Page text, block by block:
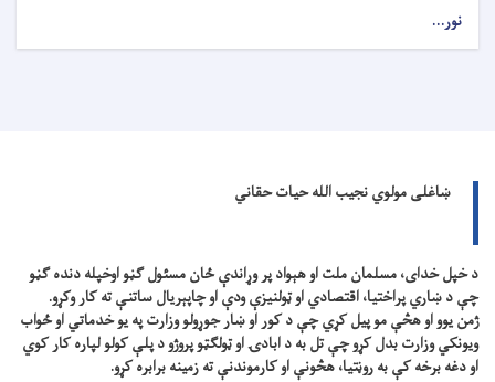
نور...
ښاغلی مولوي نجیب الله حیات حقاني
د خپل خدای، مسلمان ملت او هېواد پر وړاندې ځان مسئول ګڼو اوخپله دنده ګڼو
چې د ښاري پراختیا، اقتصادي او ټولنیزې ودې او چاپېریال ساتنې ته کار وکړو.
ژمن یوو او هڅې مو پیل کړي چې د کور او ښار جوړولو وزارت په یو خدماتي او ځواب
ویونکي وزارت بدل کړو چې تل به د ابادۍ او ټولګټو پروژو د پلې کولو لپاره کار کوي
او دغه برخه کې به روڼتیا، هڅونې او کارموندنې ته زمینه برابره کړو.